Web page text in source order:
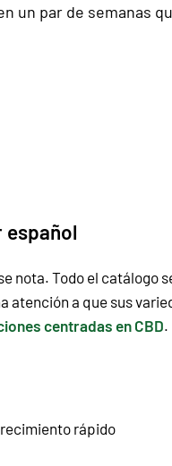
un par de semanas
español
nota. Todo el
a que sus
centradas en CBD.
rápido